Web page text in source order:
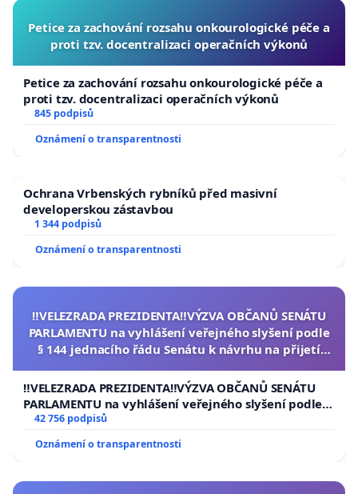
Petice za zachování rozsahu onkourologické péče a
proti tzv. docentralizaci operačních výkonů
Petice za zachování rozsahu onkourologické péče a
proti tzv. docentralizaci operačních výkonů
845 podpisů
Oznámení o transparentnosti
Ochrana Vrbenských rybníků před masivní
developerskou zástavbou
1 344 podpisů
Oznámení o transparentnosti
‼️VELEZRADA PREZIDENTA‼️VÝZVA OBČANŮ SENÁTU
PARLAMENTU na vyhlášení veřejného slyšení podle
§ 144 jednacího řádu Senátu k návrhu na přijetí
republiky
‼️VELEZRADA PREZIDENTA‼️VÝZVA OBČANŮ SENÁTU
PARLAMENTU na vyhlášení veřejného slyšení podle §
144 jednacího řádu Senátu k návrhu na přijetí
republiky
42 756 podpisů
Oznámení o transparentnosti